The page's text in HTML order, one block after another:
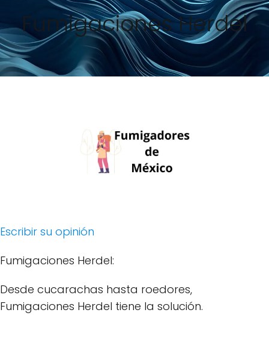
Fumigaciones Herdel
Escribir su opinión
Fumigaciones Herdel:
Desde cucarachas hasta roedores,
Fumigaciones Herdel tiene la solución.